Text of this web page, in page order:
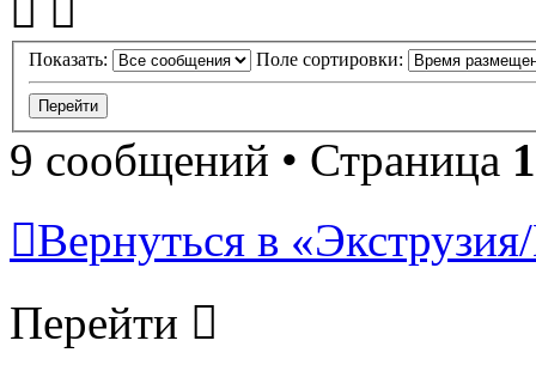
Показать: Поле сортировки:
9 сообщений • Страница 1
Вернуться в
Перейти